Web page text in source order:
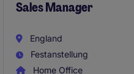
Sales Manager
England
Festanstellung
Home Office